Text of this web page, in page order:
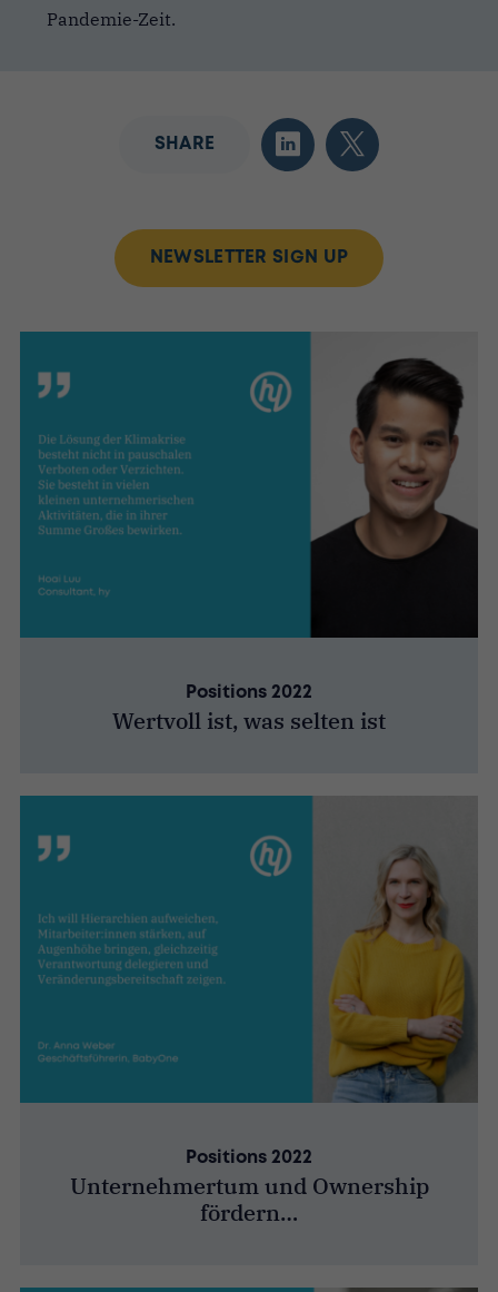
Pandemie-Zeit.
SHARE
NEWSLETTER SIGN UP
Positions 2022
Wertvoll ist, was selten ist
Positions 2022
Unternehmertum und Ownership
fördern…